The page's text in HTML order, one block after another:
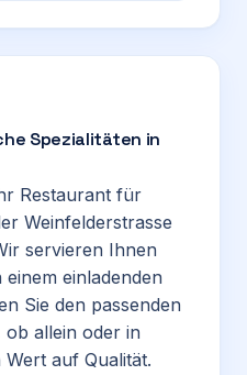
Spezialitäten in
Restaurant für
Weinfelderstrasse
servieren Ihnen
einladenden
Sie den passenden
ob allein oder in
auf Qualität.